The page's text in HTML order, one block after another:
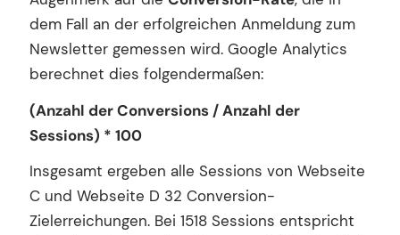
dem Fall an der erfolgreichen Anmeldung zum
Newsletter gemessen wird. Google Analytics
berechnet dies folgendermaßen:
(Anzahl der Conversions / Anzahl der
Sessions) * 100
Insgesamt ergeben alle Sessions von Webseite
C und Webseite D 32 Conversion-
Zielerreichungen. Bei 1518 Sessions entspricht